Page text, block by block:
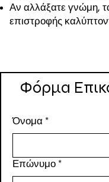
Αν αλλάξατε γνώμη,
επιστροφής
Φόρμα
Όνομα *
Επώνυμο *